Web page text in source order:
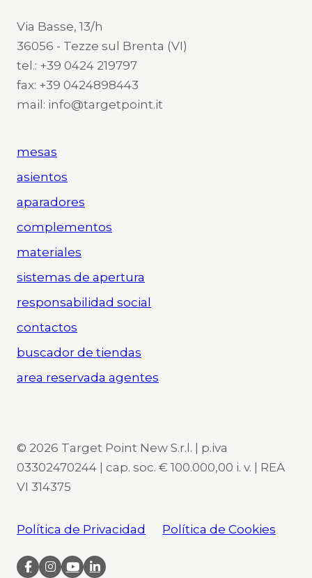
Via Basse, 13/h
36056 - Tezze sul Brenta (VI)
tel.: +39 0424 219797
fax: +39 0424898443
mail: info@targetpoint.it
mesas
asientos
aparadores
complementos
materiales
sistemas de apertura
responsabilidad social
contactos
buscador de tiendas
area reservada agentes
© 2026 Target Point New S.r.l. | p.iva
03302470244 | cap. soc. € 100.000,00 i. v. | REA
VI 314375
Política de Privacidad Política de Cookies